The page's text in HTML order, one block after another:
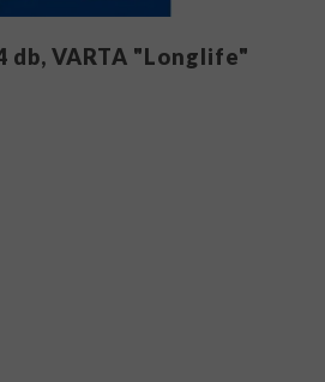
db, VARTA "Longlife"